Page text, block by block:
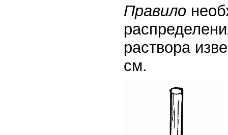
Правило
раствора
см.